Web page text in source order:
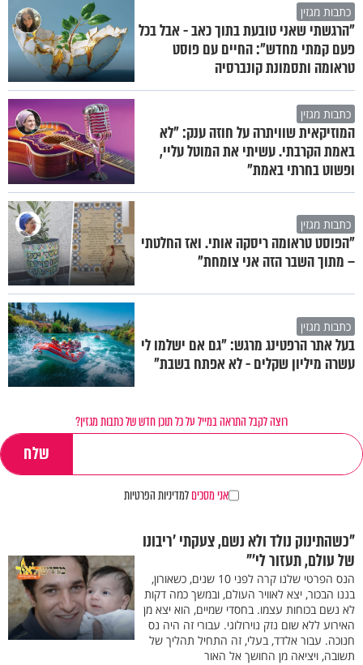
כתבות מגזין
"הרגשתי שאני טובעת בתוך כאב - אבל בכל
פעם קמתי מחדש": החיים עם פוסט
טראומה ותסמונת קונברסיה
כתבות מגזין
המוזיקאית שוויתרה על חוזה ענק: "לא
באמת הקרבתי. עשיתי את המוטל עליי,
ופשוט בחרתי באמת"
כתבות מגזין
"הפוסט טראומה ריסקה אותי. ואז החלטתי
– מתוך השבר הזה אני צומחת"
כתבות מגזין
בעל אתר הרפטינג מרגש: "גם אם ישלמו לי
עשרה מיליון שקלים - לא אפתח בשבת"
רוצה לקבל התראה במייל על כל תוכן חדש של כתבות מגזין?
אני מסכיםלמדיניות הפרטיות
"כשהתינוק נולד ולא נשם, צעקתי ’ריבונו
של עולם, תעזור לי’"
הנס הפרטי שלנו קרה לפני 10 שנים, כשאורון,
בננו הבכור, יצא לאוויר העולם, ובמשך כמה דקות
לא נשם בכוחות עצמו. בחסדי שמיים, הוא יצא מן
האירוע ללא שום נזק נוירולוגי. עבורי זה היה נס
חנוכה. עבור אלדד, בעלי, זה התחיל תהליך של
תשובה, ויציאה מן החושך אל האור